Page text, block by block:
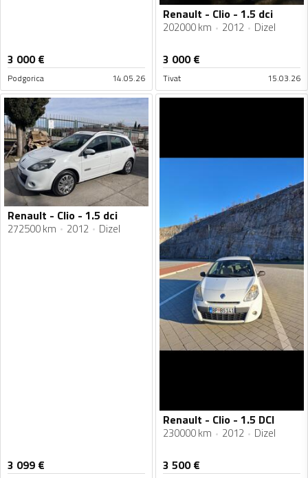
3 000€
Podgorica 14.05.26
Renault - Clio - 1.5 dci
202000 km 2012 Dizel
3 000€
Tivat 15.03.26
Renault - Clio - 1.5 dci
272500 km 2012 Dizel
3 099 €
Renault - Clio - 1.5 DCI
230000 km 2012 Dizel
3 500€